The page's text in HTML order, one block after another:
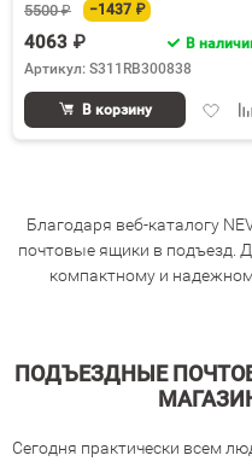
5500 ₽ −1437 ₽
4063 ₽
В
Артикул: S311RB300838
В корзину
Благодаря веб-каталогу
почтовые ящики в подъезд.
компактному и
ПОДЪЕЗДНЫЕ
Сегодня практически всем